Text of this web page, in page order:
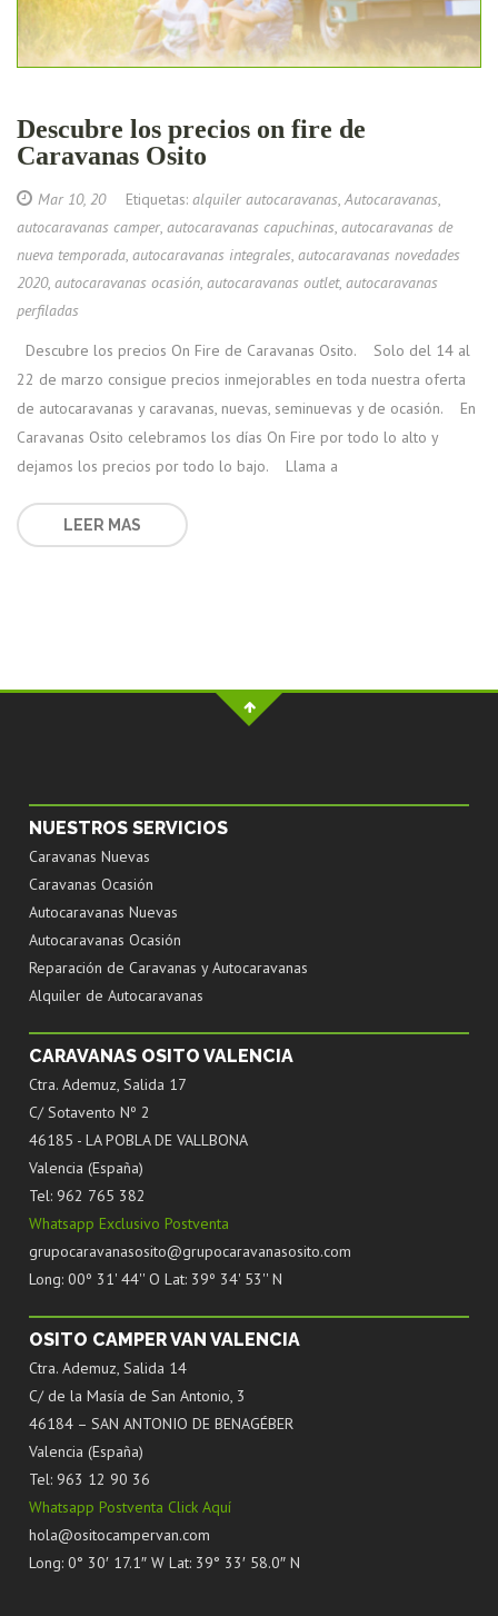
Descubre los precios on fire de
Caravanas Osito
Mar 10, 20Etiquetas: alquiler autocaravanas, Autocaravanas,
autocaravanas camper, autocaravanas capuchinas, autocaravanas de
nueva temporada, autocaravanas integrales, autocaravanas novedades
2020, autocaravanas ocasión, autocaravanas outlet, autocaravanas
perfiladas
Descubre los precios On Fire de Caravanas Osito. Solo del 14 al
22 de marzo consigue precios inmejorables en toda nuestra oferta
de autocaravanas y caravanas, nuevas, seminuevas y de ocasión. En
Caravanas Osito celebramos los días On Fire por todo lo alto y
dejamos los precios por todo lo bajo. Llama a
LEER MAS
NUESTROS SERVICIOS
Caravanas Nuevas
Caravanas Ocasión
Autocaravanas Nuevas
Autocaravanas Ocasión
Reparación de Caravanas y Autocaravanas
Alquiler de Autocaravanas
CARAVANAS OSITO VALENCIA
Ctra. Ademuz, Salida 17
C/ Sotavento Nº 2
46185 - LA POBLA DE VALLBONA
Valencia (España)
Tel: 962 765 382
Whatsapp Exclusivo Postventa
grupocaravanasosito@grupocaravanasosito.com
Long: 00º 31' 44'' O Lat: 39º 34' 53'' N
OSITO CAMPER VAN VALENCIA
Ctra. Ademuz, Salida 14
C/ de la Masía de San Antonio, 3
46184 – SAN ANTONIO DE BENAGÉBER
Valencia (España)
Tel: 963 12 90 36
Whatsapp Postventa Click Aquí
hola@ositocampervan.com
Long: 0° 30′ 17.1″ W Lat: 39° 33′ 58.0″ N